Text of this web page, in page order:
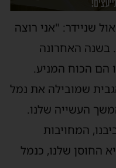
שניידר: "אני רוצה
בשנה האחרונה
הם הכוח המניע.
שמובילה את נמל
העשייה שלנו.
המחויבות
החוסן שלנו, כנמל